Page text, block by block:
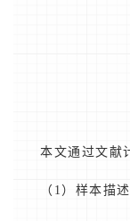
本文通过文献
（1）样本描